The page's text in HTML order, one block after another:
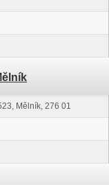
Mělník, 276 01